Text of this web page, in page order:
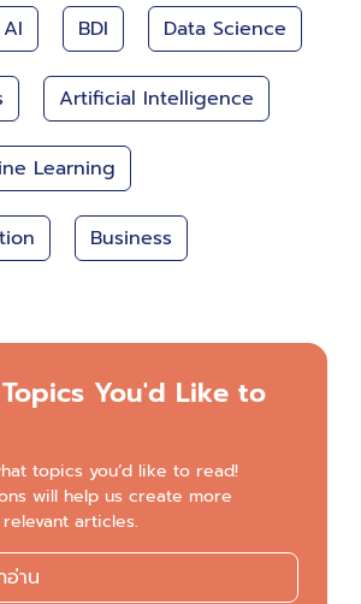
AI BDI Data Science
Artificial Intelligence
Learning
Business
You'd Like to
topics you’d like to read!
will help us create more
articles.